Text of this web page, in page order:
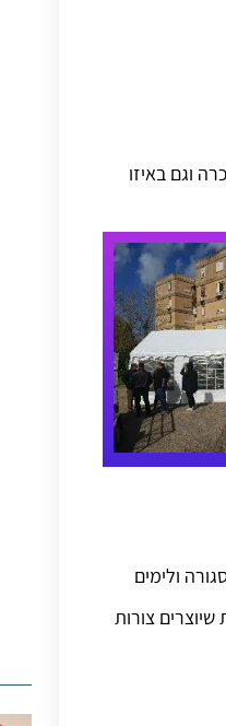
וגם באיזו
ולימים
צורות